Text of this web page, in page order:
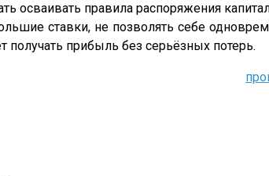
осваивать правила распоряжения
ставки, не позволять себе
получать прибыль без серьёзных потерь.